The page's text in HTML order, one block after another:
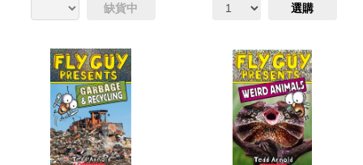
缺貨中 選購